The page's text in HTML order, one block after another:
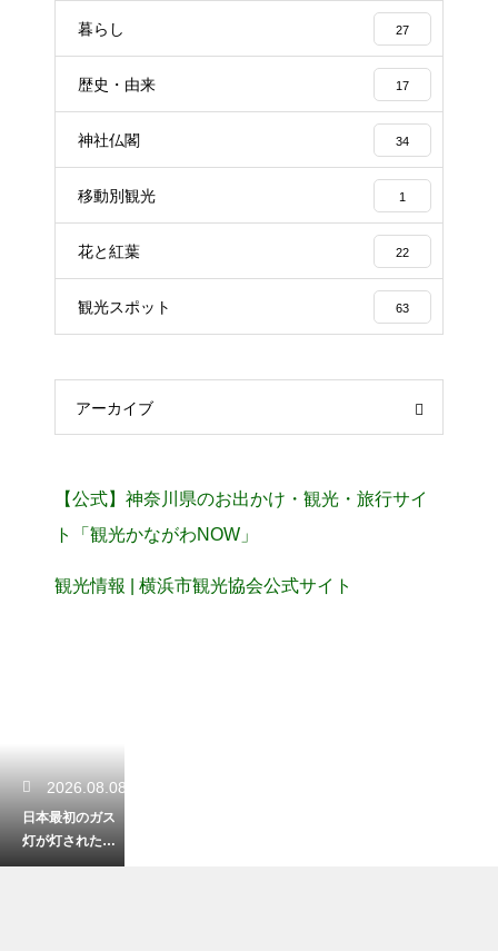
暮らし 27
歴史・由来 17
神社仏閣 34
移動別観光 1
花と紅葉 22
観光スポット 63
アーカイブ
【公式】神奈川県のお出かけ・観光・旅行サイ
ト「観光かながわNOW」
観光情報 | 横浜市観光協会公式サイト
2026.08.08
日本最初のガス
灯が灯された街
は横浜！歴史あ